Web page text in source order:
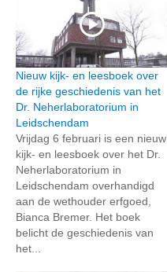
Nieuw kijk- en leesboek over
de rijke geschiedenis van het
Dr. Neherlaboratorium in
Leidschendam
Vrijdag 6 februari is een nieuw
kijk- en leesboek over het Dr.
Neherlaboratorium in
Leidschendam overhandigd
aan de wethouder erfgoed,
Bianca Bremer. Het boek
belicht de geschiedenis van
het...